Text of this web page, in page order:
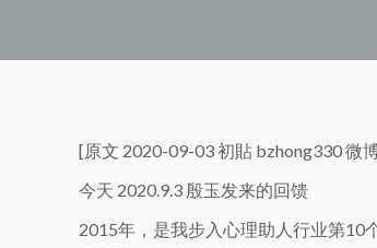
[原文 2020-09-03 初貼 bzhong330 微
今天 2020.9.3 殷玉发来的回馈
2015年，是我步入心理助人行业第10